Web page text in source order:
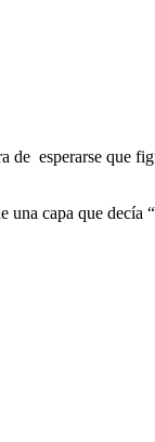
de esperarse que
capa que